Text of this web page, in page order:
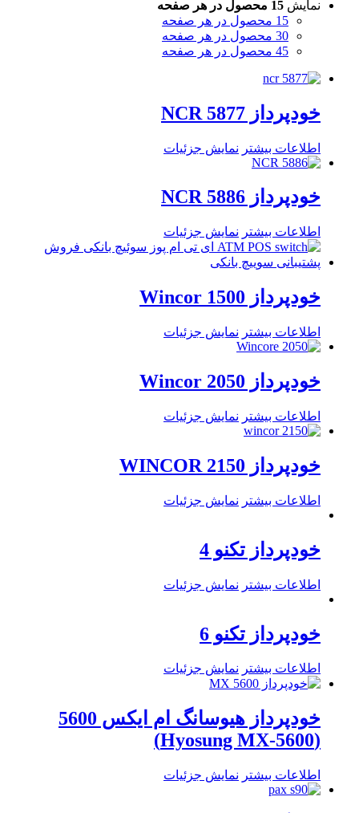
نمایش 15 محصول در هر صفحه
15 محصول در هر صفحه
30 محصول در هر صفحه
45 محصول در هر صفحه
خودپرداز NCR 5877
اطلاعات بیشتر نمایش جزئیات
خودپرداز NCR 5886
اطلاعات بیشتر نمایش جزئیات
خودپرداز Wincor 1500
اطلاعات بیشتر نمایش جزئیات
خودپرداز Wincor 2050
اطلاعات بیشتر نمایش جزئیات
خودپرداز WINCOR 2150
اطلاعات بیشتر نمایش جزئیات
خودپرداز تکنو 4
اطلاعات بیشتر نمایش جزئیات
خودپرداز تکنو 6
اطلاعات بیشتر نمایش جزئیات
خودپرداز هیوسانگ ام ایکس 5600
(Hyosung MX-5600)
اطلاعات بیشتر نمایش جزئیات